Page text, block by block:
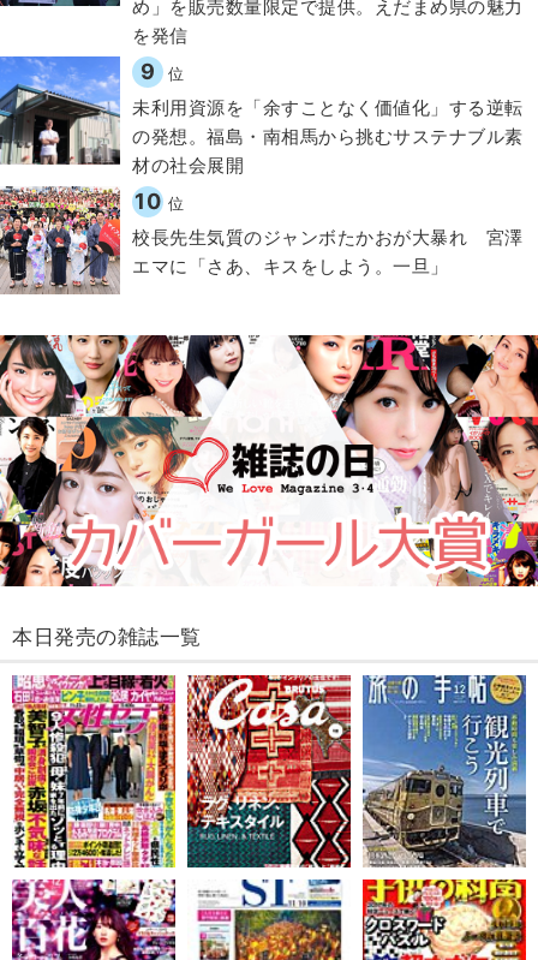
め」を販売数量限定で提供。えだまめ県の魅力
を発信
9 位
​​未利用資源を「余すことなく価値化」する逆転
の発想。福島・南相馬から挑むサステナブル素
材の社会展開​
10 位
校長先生気質のジャンボたかおが大暴れ 宮澤
エマに「さあ、キスをしよう。一旦」
本日発売の雑誌一覧